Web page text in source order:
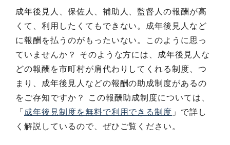
成年後見人、保佐人、補助人、監督人の報酬が高
くて、利用したくてもできない。成年後見人など
に報酬を払うのがもったいない。このように思っ
ていませんか？ そのような方には、成年後見人な
どの報酬を市町村が肩代わりしてくれる制度、つ
まり、成年後見人などの報酬の助成制度があるの
をご存知ですか？ この報酬助成制度については、
「成年後見制度を無料で利用できる制度 」で詳し
く解説しているので、ぜひご覧ください。